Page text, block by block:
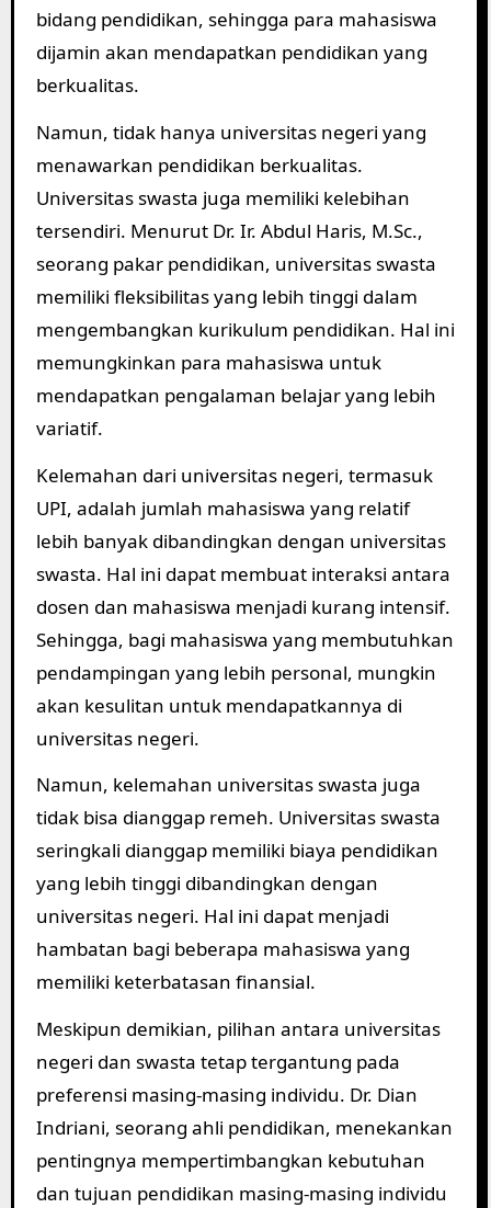
bidang pendidikan, sehingga para mahasiswa
dijamin akan mendapatkan pendidikan yang
berkualitas.
Namun, tidak hanya universitas negeri yang
menawarkan pendidikan berkualitas.
Universitas swasta juga memiliki kelebihan
tersendiri. Menurut Dr. Ir. Abdul Haris, M.Sc.,
seorang pakar pendidikan, universitas swasta
memiliki fleksibilitas yang lebih tinggi dalam
mengembangkan kurikulum pendidikan. Hal ini
memungkinkan para mahasiswa untuk
mendapatkan pengalaman belajar yang lebih
variatif.
Kelemahan dari universitas negeri, termasuk
UPI, adalah jumlah mahasiswa yang relatif
lebih banyak dibandingkan dengan universitas
swasta. Hal ini dapat membuat interaksi antara
dosen dan mahasiswa menjadi kurang intensif.
Sehingga, bagi mahasiswa yang membutuhkan
pendampingan yang lebih personal, mungkin
akan kesulitan untuk mendapatkannya di
universitas negeri.
Namun, kelemahan universitas swasta juga
tidak bisa dianggap remeh. Universitas swasta
seringkali dianggap memiliki biaya pendidikan
yang lebih tinggi dibandingkan dengan
universitas negeri. Hal ini dapat menjadi
hambatan bagi beberapa mahasiswa yang
memiliki keterbatasan finansial.
Meskipun demikian, pilihan antara universitas
negeri dan swasta tetap tergantung pada
preferensi masing-masing individu. Dr. Dian
Indriani, seorang ahli pendidikan, menekankan
pentingnya mempertimbangkan kebutuhan
dan tujuan pendidikan masing-masing individu